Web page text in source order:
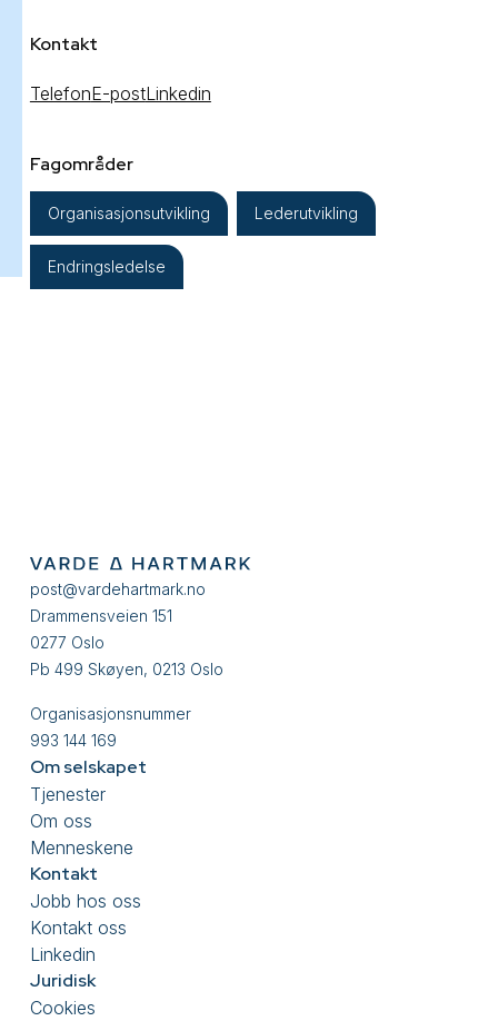
Kontakt
TelefonE-postLinkedin
Fagområder
Organisasjonsutvikling Lederutvikling
Endringsledelse
post@vardehartmark.no
Drammensveien 151
0277 Oslo
Pb 499 Skøyen, 0213 Oslo
Organisasjonsnummer
993 144 169
Om selskapet
Tjenester
Om oss
Menneskene
Kontakt
Jobb hos oss
Kontakt oss
Linkedin
Juridisk
Cookies